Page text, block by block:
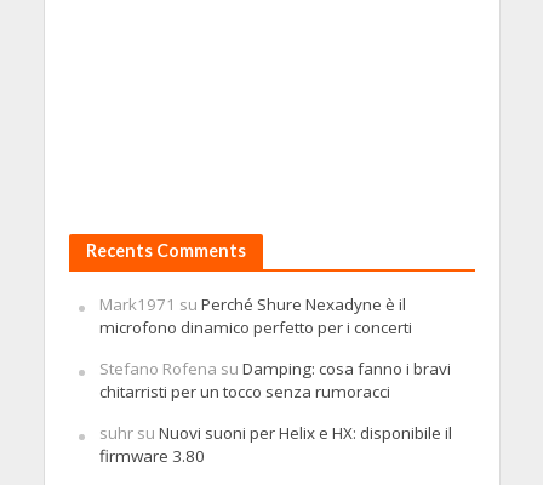
Recents Comments
Mark1971 su Perché Shure Nexadyne è il
microfono dinamico perfetto per i concerti
Stefano Rofena su Damping: cosa fanno i bravi
chitarristi per un tocco senza rumoracci
suhrsu Nuovi suoni per Helix e HX: disponibile il
firmware 3.80